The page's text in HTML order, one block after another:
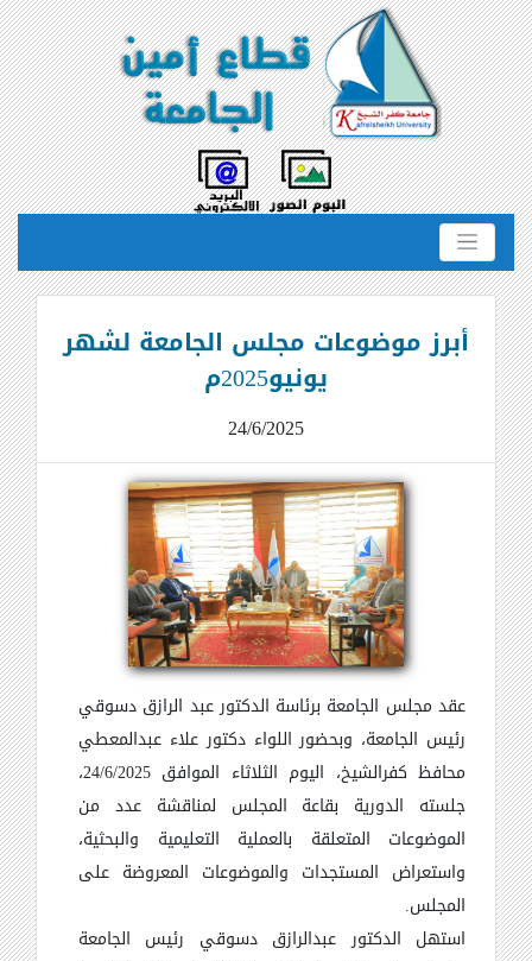
أبرز موضوعات مجلس الجامعة لشهر
يونيو2025م
24/6/2025
عقد مجلس الجامعة برئاسة الدكتور عبد الرازق دسوقي
رئيس الجامعة، وبحضور اللواء دكتور علاء عبدالمعطي
محافظ كفرالشيخ، اليوم الثلاثاء الموافق 24/6/2025،
جلسته الدورية بقاعة المجلس لمناقشة عدد من
الموضوعات المتعلقة بالعملية التعليمية والبحثية،
واستعراض المستجدات والموضوعات المعروضة على
المجلس.
استهل الدكتور عبدالرازق دسوقي رئيس الجامعة